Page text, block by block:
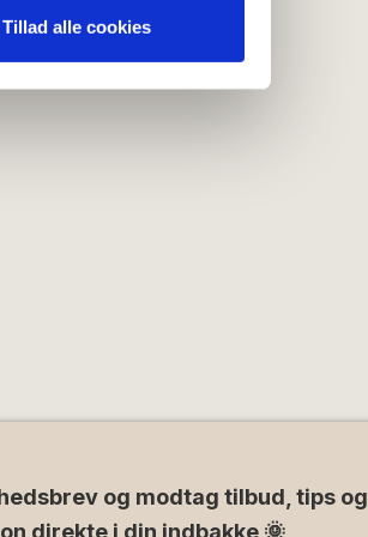
for sociale medier,
Tillad alle cookies
og modtag tilbud, tips og
direkte i din indbakke 🌞